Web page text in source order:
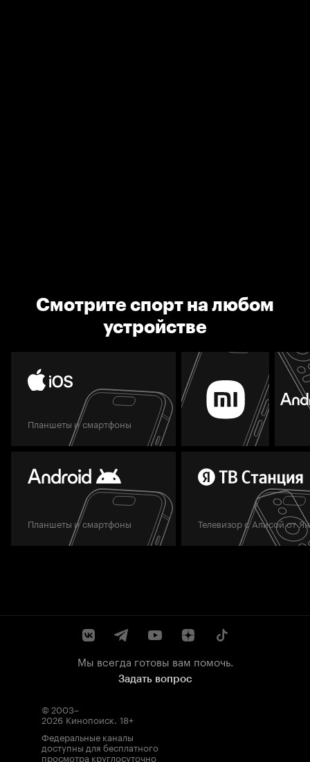
Смотрите спорт на любом
устройстве
Планшеты и смартфоны
Планшеты и смартфоны Телевизор с Алисой от
Мы всегда готовы вам помочь.
Задать вопрос
© 2003–
2026 Кинопоиск. 18+
Федеральные каналы
доступны для бесплатного
просмотра круглосуточно